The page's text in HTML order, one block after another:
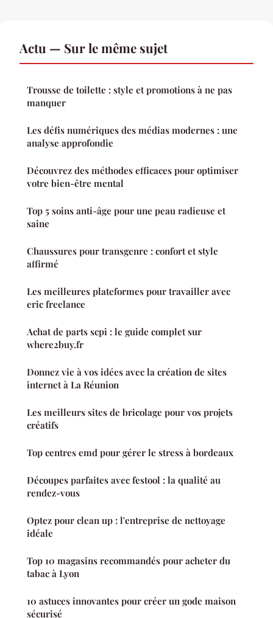
Actu — Sur le même sujet
Trousse de toilette : style et promotions à ne pas
manquer
Les défis numériques des médias modernes : une
analyse approfondie
Découvrez des méthodes efficaces pour optimiser
votre bien-être mental
Top 5 soins anti-âge pour une peau radieuse et
saine
Chaussures pour transgenre : confort et style
affirmé
Les meilleures plateformes pour travailler avec
eric freelance
Achat de parts scpi : le guide complet sur
where2buy.fr
Donnez vie à vos idées avec la création de sites
internet à La Réunion
Les meilleurs sites de bricolage pour vos projets
créatifs
Top centres emd pour gérer le stress à bordeaux
Découpes parfaites avec festool : la qualité au
rendez-vous
Optez pour clean up : l'entreprise de nettoyage
idéale
Top 10 magasins recommandés pour acheter du
tabac à Lyon
10 astuces innovantes pour créer un gode maison
sécurisé